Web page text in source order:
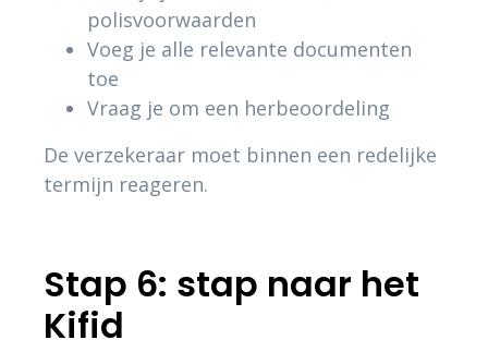
polisvoorwaarden
Voeg je alle relevante documenten
toe
Vraag je om een herbeoordeling
De verzekeraar moet binnen een redelijke
termijn reageren.
Stap 6: stap naar het
Kifid